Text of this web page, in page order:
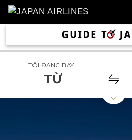
TÔI ĐANG BAY
TỪ